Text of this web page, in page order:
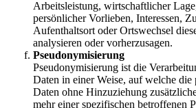
Arbeitsleistung, wirtschaftlicher
persönlicher Vorlieben, Interessen,
Aufenthaltsort oder Ortswechsel
analysieren oder vorherzusagen.
Pseudonymisierung
Pseudonymisierung ist die
Daten in einer Weise, auf welche die
Daten ohne Hinzuziehung
mehr einer spezifischen betroffenen